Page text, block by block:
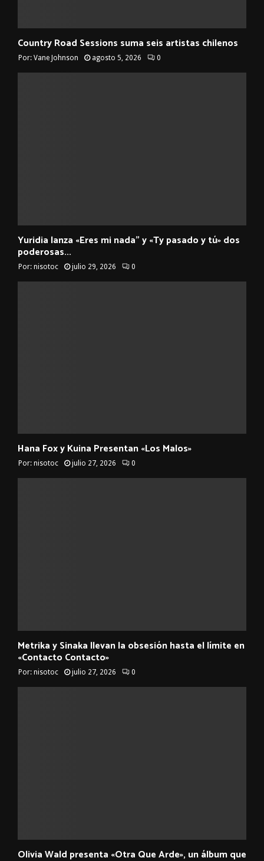
Country Road Sessions suma seis artistas chilenos
Por: Vane Johnson agosto 5, 2026 0
Yuridia lanza «Eres mi nada” y «Ty pasado y tú» dos
poderosas...
Por: nisotoc julio 29, 2026 0
Hana Fox y Kuina Presentan «Los Malos»
Por: nisotoc julio 27, 2026 0
Metrika y Sinaka llevan la obsesión hasta el límite en
«Contacto Contacto»
Por: nisotoc julio 27, 2026 0
Olivia Wald presenta «Otra Que Arde», un álbum que